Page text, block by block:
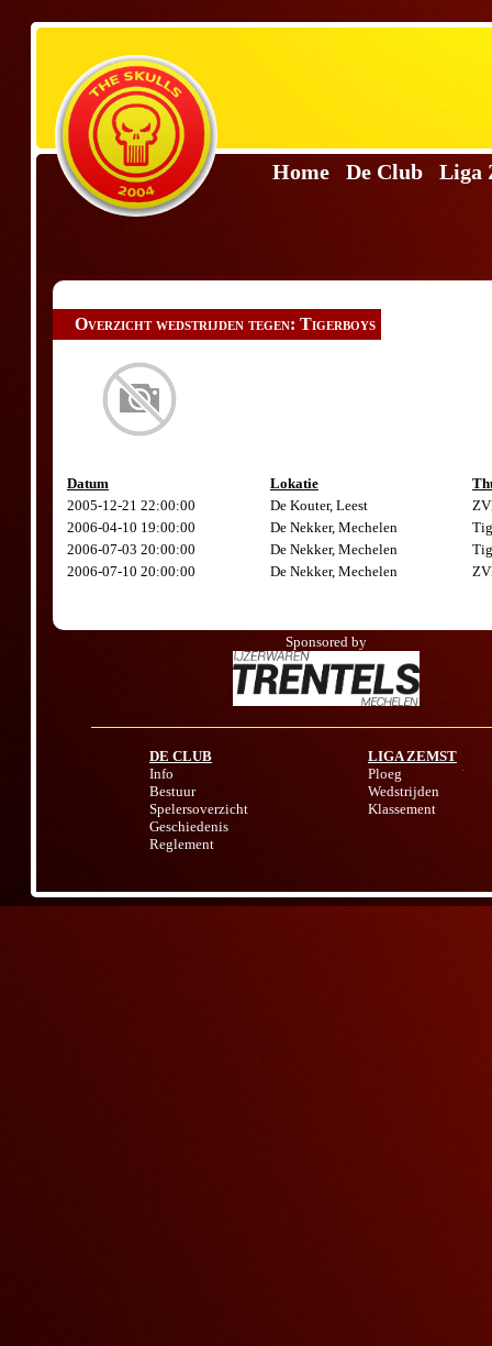
Home De Club Liga
Overzicht wedstrijden tegen: Tigerboys
Datum Lokatie
2005-12-21 22:00:00
De Kouter, Leest
2006-04-10 19:00:00
De Nekker, Mechelen
2006-07-03 20:00:00
De Nekker, Mechelen
2006-07-10 20:00:00
De Nekker, Mechelen
Sponsored by
DE CLUB
Info
Bestuur
Spelersoverzicht
Geschiedenis
Reglement
LIGA ZEMST
Ploeg
Wedstrijden
Klassement